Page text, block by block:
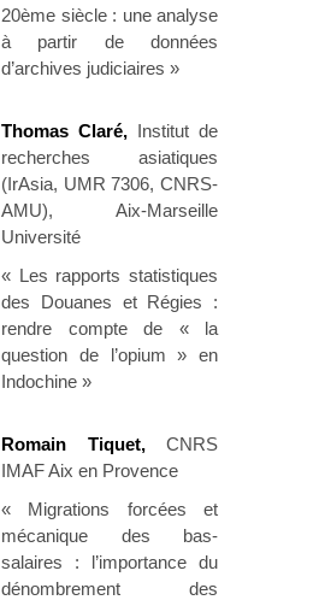
20ème siècle : une analyse
à partir de données
d’archives judiciaires »
Thomas Claré, Institut de
recherches asiatiques
(IrAsia, UMR 7306, CNRS-
AMU), Aix-Marseille
Université
« Les rapports statistiques
des Douanes et Régies :
rendre compte de « la
question de l’opium » en
Indochine »
Romain Tiquet, CNRS
IMAF Aix en Provence
« Migrations forcées et
mécanique des bas-
salaires : l’importance du
dénombrement des